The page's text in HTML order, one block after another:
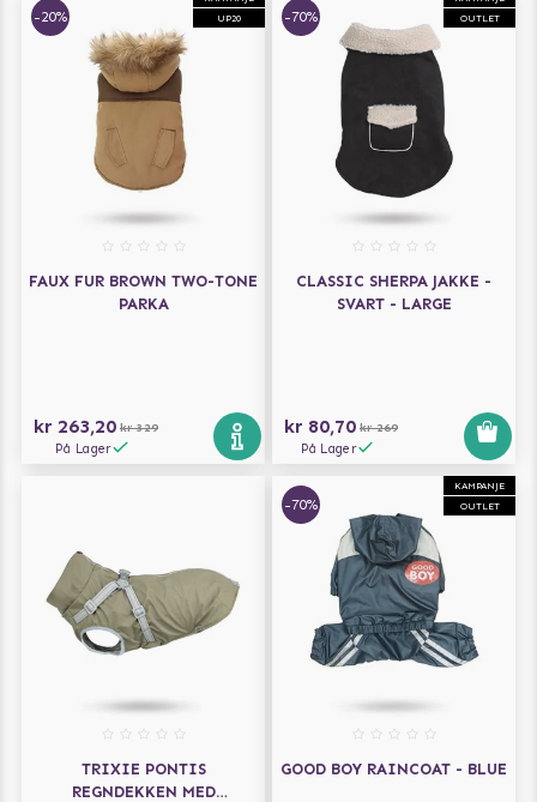
UP20
-20%
FAUX FUR BROWN TWO-TONE
PARKA
kr 263,20 kr 329
På Lager
OUTLET
-70%
CLASSIC SHERPA JAKKE -
SVART - LARGE
kr 80,70 kr 269
På Lager
TRIXIE PONTIS
REGNDEKKEN MED
KAMPANJE
OUTLET
-70%
GOOD BOY RAINCOAT - BLUE